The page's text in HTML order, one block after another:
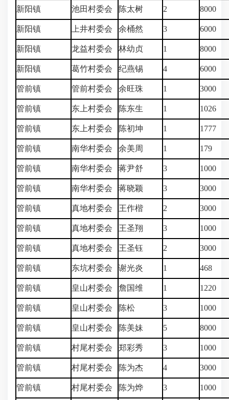
新阳镇 池田村委会 陈太树 2 8000
新阳镇 上井村委会 余桶然 3 6000
新阳镇 龙益村委会 林幼贞 1 8000
新阳镇 葛竹村委会 纪燕锡 4 6000
管前镇 管前村委会 余旺珠 1 3000
管前镇 东上村委会 陈东生 1 1026
管前镇 东上村委会 陈初坤 1 1777
管前镇 南华村委会 余美周 1 179
管前镇 南华村委会 蒋尹舒 3 1000
管前镇 南华村委会 蒋晓颖 3 3000
管前镇 真地村委会 王作楷 2 3000
管前镇 真地村委会 王圣翔 3 1000
管前镇 真地村委会 王圣钰 2 3000
管前镇 东坑村委会 谢光炎 1 468
管前镇 皇山村委会 詹国维 1 1220
管前镇 皇山村委会 陈松 3 1000
管前镇 皇山村委会 陈美妹 5 8000
管前镇 村尾村委会 郑彩秀 3 1000
管前镇 村尾村委会 陈为杰 4 3000
管前镇 村尾村委会 陈为烨 3 1000